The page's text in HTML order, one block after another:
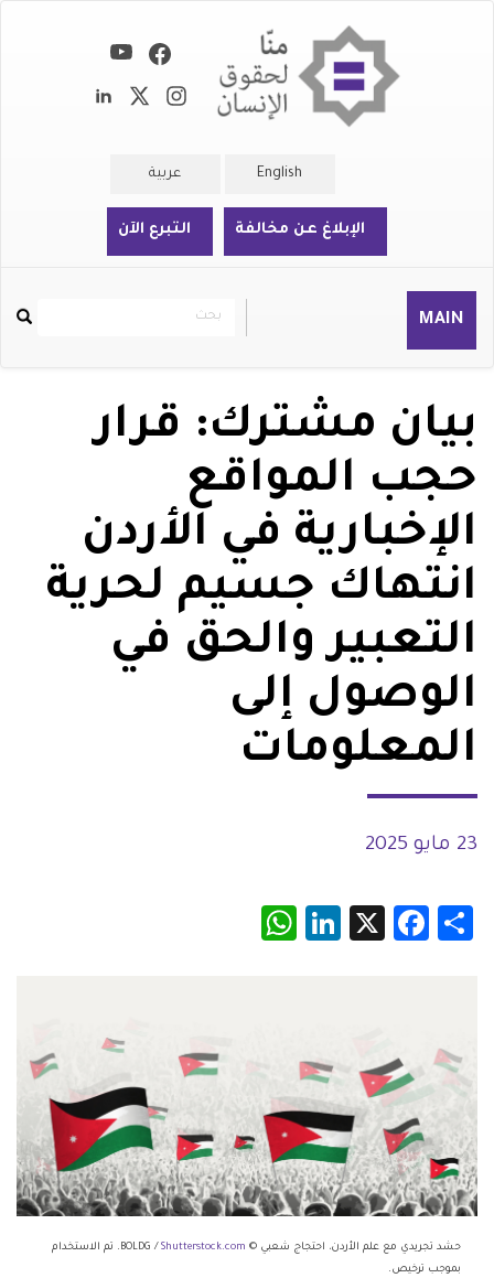
English عربية
الإبلاغ عن مخالفة التبرع الآن
MAIN
Rechercher
بحث
بيان مشترك: قرار
حجب المواقع
الإخبارية في الأردن
انتهاك جسيم لحرية
التعبير والحق في
الوصول إلى
المعلومات
23 مايو 2025
Share
Facebook
X
LinkedIn
حشد تجريدي مع علم الأردن، احتجاج شعبي © BOLDG / Shutterstock.com
. تم الاستخدام
بموجب ترخيص.